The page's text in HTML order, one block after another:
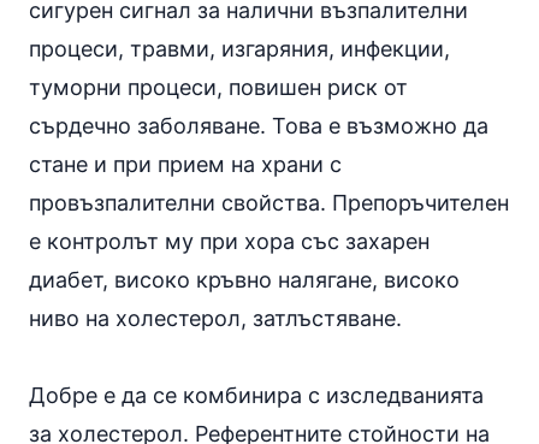
сигурен сигнал за налични възпалителни
процеси, травми, изгаряния, инфекции,
туморни процеси, повишен риск от
сърдечно заболяване. Това е възможно да
стане и при прием на храни с
провъзпалителни свойства. Препоръчителен
е контролът му при хора със захарен
диабет, високо кръвно налягане, високо
ниво на холестерол, затлъстяване.
Добре е да се комбинира с изследванията
за холестерол. Референтните стойности на